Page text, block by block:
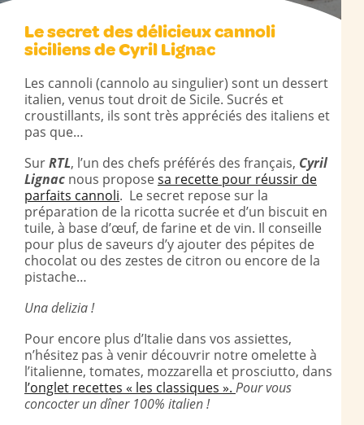
Le secret des délicieux cannoli
siciliens de Cyril Lignac
Les cannoli (cannolo au singulier) sont un dessert
italien, venus tout droit de Sicile. Sucrés et
croustillants, ils sont très appréciés des italiens et
pas que…
SurRTL, l’un des chefs préférés des français, Cyril
Lignac nous proposesa recette pour réussir de
parfaits cannoli. Le secret repose sur la
préparation de la ricotta sucrée et d’un biscuit en
tuile, à base d’œuf, de farine et de vin. Il conseille
pour plus de saveurs d’y ajouter des pépites de
chocolat ou des zestes de citron ou encore de la
pistache…
Una delizia !
Pour encore plus d’Italie dans vos assiettes,
n’hésitez pas à venir découvrir notre omelette à
l’italienne, tomates, mozzarella et prosciutto, dans
l’onglet recettes « les classiques ». Pour vous
concocter un dîner 100% italien !